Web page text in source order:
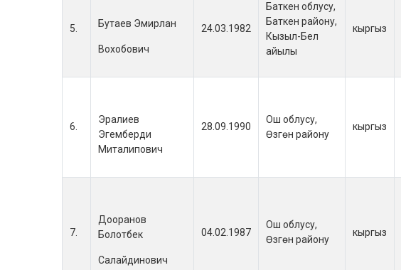
5. Бутаев Эмирлан
Вохобович
24.03.1982
Баткен облусу,
Баткен району,
Кызыл-Бел
айылы
кыргыз
6.
Эралиев
Эгемберди
Миталипович
28.09.1990
Ош облусу,
Өзгөн району
кыргыз
7.
Дооранов
Болотбек
Салайдинович
04.02.1987
Ош облусу,
Өзгөн району
кыргыз